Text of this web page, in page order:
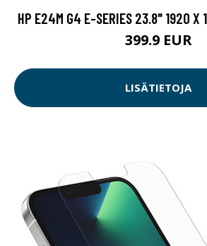
HP E24M G4 E-SERIES 23.8" 1920 X
399.9 EUR
LISÄTIETOJA